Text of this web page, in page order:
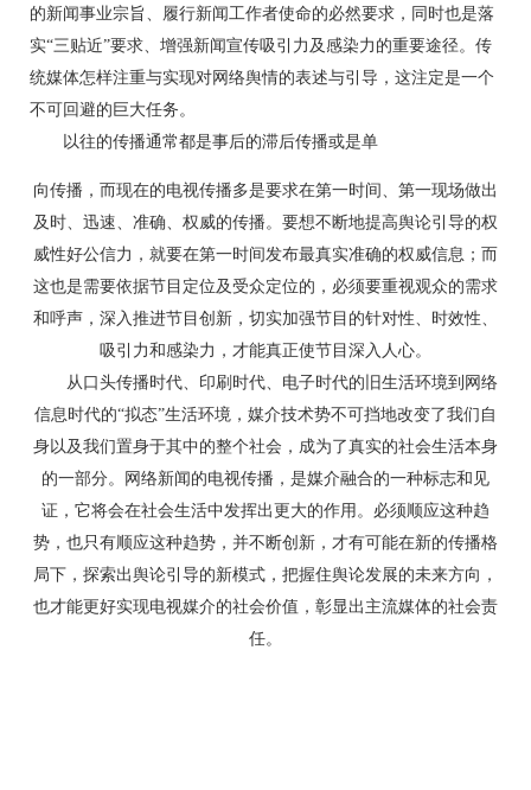
的新闻事业宗旨、履行新闻工作者使命的必然要求，同时也是落
实“三贴近”要求、增强新闻宣传吸引力及感染力的重要途径。传
统媒体怎样注重与实现对网络舆情的表述与引导，这注定是一个
不可回避的巨大任务。
以往的传播通常都是事后的滞后传播或是单
向传播，而现在的电视传播多是要求在第一时间、第一现场做出
及时、迅速、准确、权威的传播。要想不断地提高舆论引导的权
威性好公信力，就要在第一时间发布最真实准确的权威信息；而
这也是需要依据节目定位及受众定位的，必须要重视观众的需求
和呼声，深入推进节目创新，切实加强节目的针对性、时效性、
吸引力和感染力，才能真正使节目深入人心。
从口头传播时代、印刷时代、电子时代的旧生活环境到网络
信息时代的“拟态”生活环境，媒介技术势不可挡地改变了我们自
身以及我们置身于其中的整个社会，成为了真实的社会生活本身
的一部分。网络新闻的电视传播，是媒介融合的一种标志和见
证，它将会在社会生活中发挥出更大的作用。必须顺应这种趋
势，也只有顺应这种趋势，并不断创新，才有可能在新的传播格
局下，探索出舆论引导的新模式，把握住舆论发展的未来方向，
也才能更好实现电视媒介的社会价值，彰显出主流媒体的社会责
任。